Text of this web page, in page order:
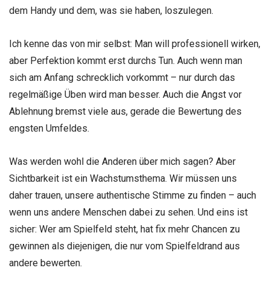
dem Handy und dem, was sie haben, loszulegen.
Ich kenne das von mir selbst: Man will professionell wirken,
aber Perfektion kommt erst durchs Tun. Auch wenn man
sich am Anfang schrecklich vorkommt – nur durch das
regelmäßige Üben wird man besser. Auch die Angst vor
Ablehnung bremst viele aus, gerade die Bewertung des
engsten Umfeldes.
Was werden wohl die Anderen über mich sagen? Aber
Sichtbarkeit ist ein Wachstumsthema. Wir müssen uns
daher trauen, unsere authentische Stimme zu finden – auch
wenn uns andere Menschen dabei zu sehen. Und eins ist
sicher: Wer am Spielfeld steht, hat fix mehr Chancen zu
gewinnen als diejenigen, die nur vom Spielfeldrand aus
andere bewerten.